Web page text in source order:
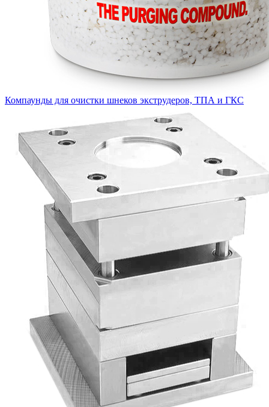
Компаунды для очистки шнеков экструдеров, ТПА и ГКС